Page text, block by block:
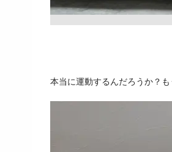
本当に運動するんだろうか？